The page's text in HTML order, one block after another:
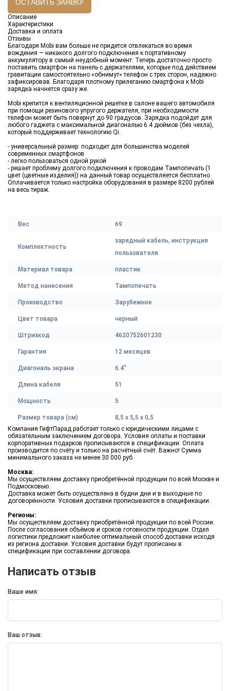
ОСТАВИТЬ ЗАЯВКУ
Описание
Характеристики
Доставка и оплата
Отзывы
Благодаря Mobi вам больше не придется отвлекаться во время
вождения — никакого долгого подключения к портативному
аккумулятору в самый неудобный момент. Теперь достаточно просто
поставить смартфон на панель с держателями, которые под действием
гравитации самостоятельно «обнимут» телефон с трех сторон, надежно
зафиксировав. Благодаря плотному прилеганию смартфона к Mobi
зарядка начнется сразу же.
Mobi крепится к вентиляционной решетке в салоне вашего автомобиля
при помощи резинового упругого держателя, при необходимости
телефон может быть повернут до 90 градусов. Зарядка подойдет для
любого гаджета с максимальной диагональю 6.4 дюймов (без чехла),
который поддерживает технологию Qi.
- универсальный размер: подходит для большинства моделей
современных смартфонов
- легко пользоваться одной рукой
- решает проблему долгого подключения к проводам Тампопечать (1
цвет (цветные изделия)) на данный товар осуществляется бесплатно.
Оплачивается только настройка оборудования в размере 8200 рублей
на весь тираж.
Вес 69
Комплектность
зарядный кабель, инструкция
пользователя
Материал товара пластик
Метод нанесения Тампопечать
Производство Зарубежное
Цвет товара черный
Штрихкод 4620752601230
Гарантия 12 месяцев
Диагональ экрана 6.4"
Длина кабеля 51
Мощность 5
Размер товара (см)
8,5 x 5,5 x 0,5
Компания ГифтПарад работает только с юридическими лицами с
обязательным заключением договора. Условия оплаты и поставки
корпоративных подарков прописываются в спецификации. Оплата
производится по счёту и только на расчётный счёт. Важно! Сумма
минимального заказа не менее 30 000 руб.
Москва:
Мы осуществляем доставку приобретённой продукции по всей Москве и
Подмосковью.
Доставка может быть осуществлена в будни дни и в выходные по
договорённости. Условия доставки прописываются в спецификации.
Регионы:
Мы осуществляем доставку приобретённой продукции по всей России.
После согласования объёмов и сроков готовности продукции. Отдел
логистики предложит наиболее оптимальный способ доставки исходя
из региона доставки. Условия доставки будут прописаны в
спецификации при составлении договора.
Написать отзыв
Ваше имя:
Ваш отзыв:
*